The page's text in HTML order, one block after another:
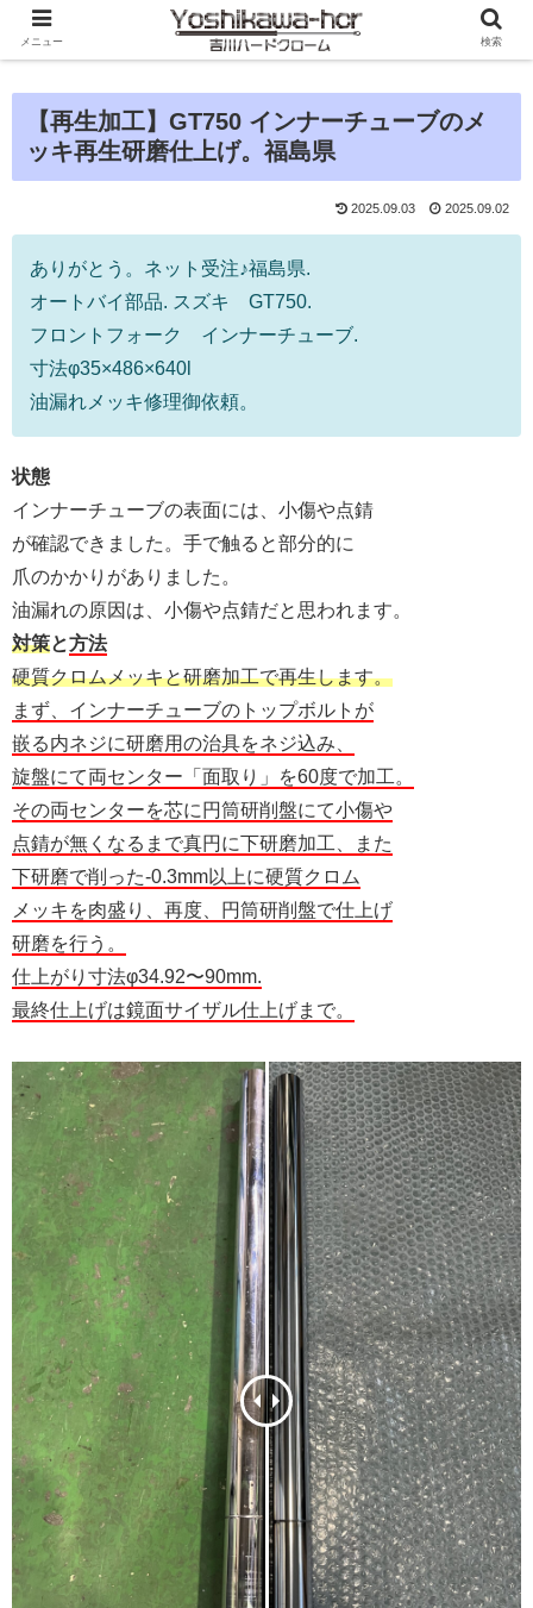
【再生加工】GT750 インナーチューブのメ
ッキ再生研磨仕上げ。福島県
2025.09.03 2025.09.02
ありがとう。ネット受注♪福島県.
オートバイ部品. スズキ GT750.
フロントフォーク インナーチューブ.
寸法φ35×486×640l
油漏れメッキ修理御依頼。
状態
インナーチューブの表面には、小傷や点錆
が確認できました。手で触ると部分的に
爪のかかりがありました。
油漏れの原因は、小傷や点錆だと思われます。
対策と方法
硬質クロムメッキと研磨加工で再生します。
まず、インナーチューブのトップボルトが
嵌る内ネジに研磨用の治具をネジ込み、
旋盤にて両センター「面取り」を60度で加工。
その両センターを芯に円筒研削盤にて小傷や
点錆が無くなるまで真円に下研磨加工、また
下研磨で削った-0.3mm以上に硬質クロム
メッキを肉盛り、再度、円筒研削盤で仕上げ
研磨を行う。
仕上がり寸法φ34.92〜90mm.
最終仕上げは鏡面サイザル仕上げまで。
メニュー 検索